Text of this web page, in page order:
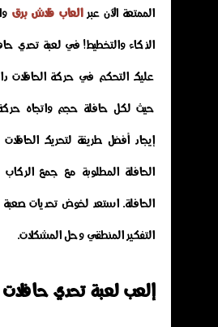
الممتعة الآن عبرالعاب فلاش برق
الذكاء والتخطيط! في لعبة تحدي
عليك التحكم في حركة الحافلات
حيث لكل حافلة حجم واتجاه
إيجاد أفضل طريقة لتحريك
الحافلة المطلوبة مع جمع
الحافلة. استعد لخوض تحديات
التفكير المنطقي وحل المشكلات.
إلعب لعبة تحدي حافلات